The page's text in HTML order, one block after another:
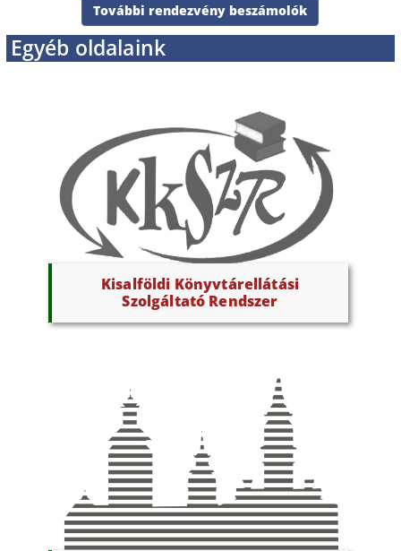
További rendezvény beszámolók
Egyéb oldalaink
Kisalföldi Könyvtárellátási
Szolgáltató Rendszer